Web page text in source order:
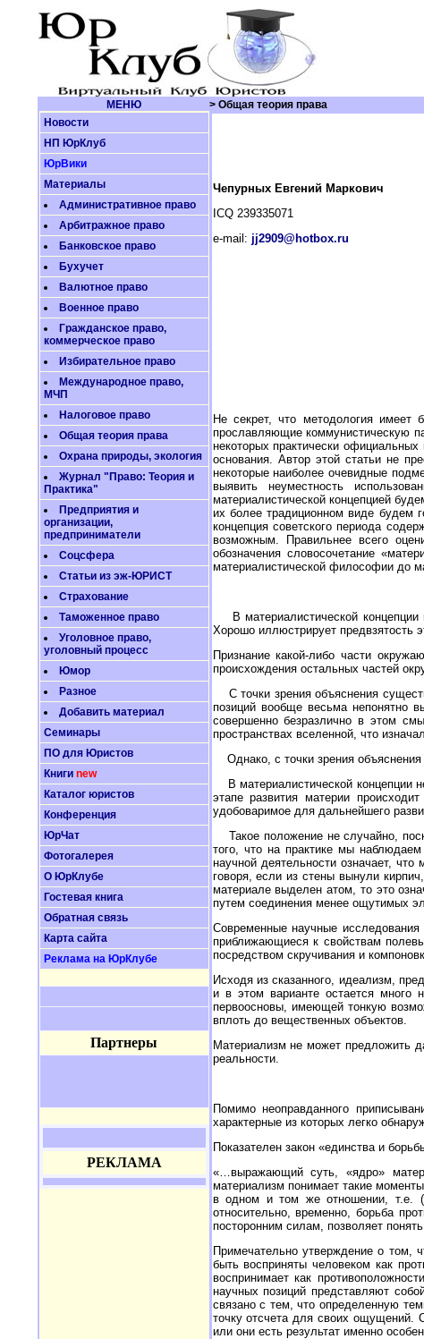
МЕНЮ
> Общая теория права
Новости
НП ЮрКлуб
ЮрВики
Материалы
Административное право
Арбитражное право
Банковское право
Бухучет
Валютное право
Военное право
Гражданское право,
коммерческое право
Избирательное право
Международное право,
МЧП
Налоговое право
Общая теория права
Охрана природы, экология
Журнал "Право: Теория и
Практика"
Предприятия и
организации,
предприниматели
Соцсфера
Статьи из эж-ЮРИСТ
Страхование
Таможенное право
Уголовное право,
уголовный процесс
Юмор
Разное
Добавить материал
Семинары
ПО для Юристов
Книги new
Каталог юристов
Конференция
ЮрЧат
Фотогалерея
О ЮрКлубе
Гостевая книга
Обратная связь
Карта сайта
Реклама на ЮрКлубе
Партнеры
РЕКЛАМА
Чепурных Евгений Маркович
ICQ 239335071
e-mail: jj2909@hotbox.ru
Не секрет, что методология
прославляющие коммунистическую
некоторых практически
основания. Автор этой статьи не
некоторые наиболее очевидные
выявить неуместность
материалистической концепцией
их более традиционном виде будем
концепция советского периода
возможным. Правильнее всего
обозначения словосочетание
материалистической философии до
В материалистической концепции
Хорошо иллюстрирует предвзятость
Признание какой-либо части
происхождения остальных частей
С точки зрения объяснения
позиций вообще весьма непонятно
совершенно безразлично в этом
пространствах вселенной, что
Однако, с точки зрения
В материалистической концепции
этапе развития материи
удобоваримое для дальнейшего
Такое положение не случайно,
того, что на практике мы
научной деятельности означает,
говоря, если из стены вынули
материале выделен атом, то это
путем соединения менее ощутимых
Современные научные
приближающиеся к свойствам
посредством скручивания и
Исходя из сказанного, идеализм,
и в этом варианте остается много
первоосновы, имеющей тонкую
вплоть до вещественных объектов.
Материализм не может предложить
реальности.
Помимо неоправданного
характерные из которых легко
Показателен закон «единства и
«…выражающий суть, «ядро»
материализм понимает такие
в одном и том же отношении, т.е.
относительно, временно, борьба
посторонним силам, позволяет
Примечательно утверждение о том,
быть восприняты человеком как
воспринимает как
научных позиций представляют
связано с тем, что определенную
точку отсчета для своих ощущений.
или они есть результат именно